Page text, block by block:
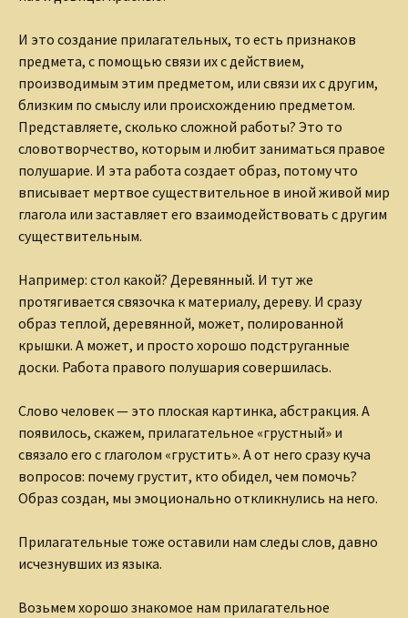
И это создание прилагательных, то есть признаков
предмета, с помощью связи их с действием,
производимым этим предметом, или связи их с другим,
близким по смыслу или происхождению предметом.
Представляете, сколько сложной работы? Это то
словотворчество, которым и любит заниматься правое
полушарие. И эта работа создает образ, потому что
вписывает мертвое существительное в иной живой мир
глагола или заставляет его взаимодействовать с другим
существительным.
Например: стол какой? Деревянный. И тут же
протягивается связочка к материалу, дереву. И сразу
образ теплой, деревянной, может, полированной
крышки. А может, и просто хорошо подструганные
доски. Работа правого полушария совершилась.
Слово человек — это плоская картинка, абстракция. А
появилось, скажем, прилагательное «грустный» и
связало его с глаголом «грустить». А от него сразу куча
вопросов: почему грустит, кто обидел, чем помочь?
Образ создан, мы эмоционально откликнулись на него.
Прилагательные тоже оставили нам следы слов, давно
исчезнувших из языка.
Возьмем хорошо знакомое нам прилагательное